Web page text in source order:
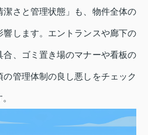
潔さと管理状態」も、物件全体の
します。エントランスや廊下の
、ゴミ置き場のマナーや看板の
管理体制の良し悪しをチェック